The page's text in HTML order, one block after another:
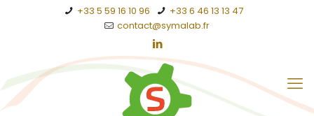
+33 5 59 16 10 96
+33 6 46 13 13 47
contact@symalab.fr